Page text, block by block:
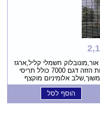
שלב אור,מונובלוק חשמלי קליל,ארגז
תריס פנימי,אפשרות לארגז תריס חיצוני,דלתות הזזה דגם 7000 כולל תריסי
אלומיניום מוקצף
הוסף לסל